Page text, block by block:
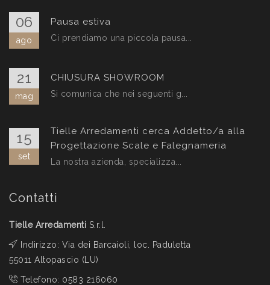
06
ago
Pausa estiva
Ci prendiamo una piccola pausa...
21
mag
CHIUSURA SHOWROOM
Si comunica che nei seguenti g...
15
set
Tielle Arredamenti cerca Addetto/a alla
Progettazione Scale e Falegnameria
La nostra azienda, specializza...
Contatti
Tielle Arredamenti S.r.l.
Indirizzo: Via dei Barcaioli, loc. Paduletta
55011 Altopascio (LU)
Telefono: 0583 216060